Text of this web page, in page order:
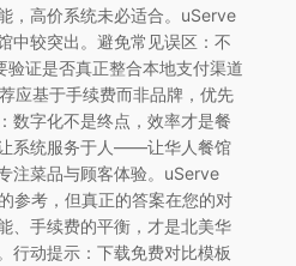
，高价系统未必适合。uServe
中较突出。避免常见误区：不
验证是否真正整合本地支付渠道
应基于手续费而非品牌，优先
数字化不是终点，效率才是餐
系统服务于人——让华人餐馆
注菜品与顾客体验。uServe
参考，但真正的答案在您的对
、手续费的平衡，才是北美华
行动提示：下载免费对比模板